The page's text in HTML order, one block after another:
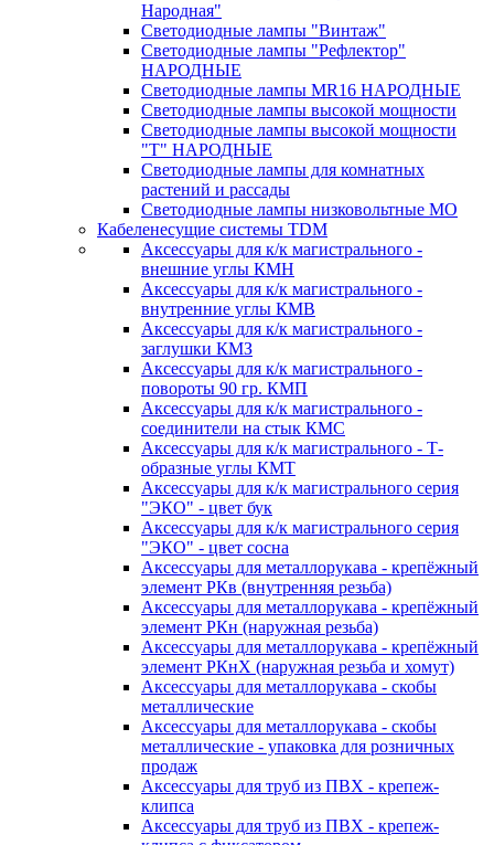
Народная"
Светодиодные лампы "Винтаж"
Светодиодные лампы "Рефлектор"
НАРОДНЫЕ
Светодиодные лампы MR16 НАРОДНЫЕ
Светодиодные лампы высокой мощности
Светодиодные лампы высокой мощности
"Т" НАРОДНЫЕ
Светодиодные лампы для комнатных
растений и рассады
Светодиодные лампы низковольтные МО
Кабеленесущие системы TDM
Аксессуары для к/к магистрального -
внешние углы КМН
Аксессуары для к/к магистрального -
внутренние углы КМВ
Аксессуары для к/к магистрального -
заглушки КМЗ
Аксессуары для к/к магистрального -
повороты 90 гр. КМП
Аксессуары для к/к магистрального -
соединители на стык КМС
Аксессуары для к/к магистрального - Т-
образные углы КМТ
Аксессуары для к/к магистрального серия
"ЭКО" - цвет бук
Аксессуары для к/к магистрального серия
"ЭКО" - цвет сосна
Аксессуары для металлорукава - крепёжный
элемент РКв (внутренняя резьба)
Аксессуары для металлорукава - крепёжный
элемент РКн (наружная резьба)
Аксессуары для металлорукава - крепёжный
элемент РКнХ (наружная резьба и хомут)
Аксессуары для металлорукава - скобы
металлические
Аксессуары для металлорукава - скобы
металлические - упаковка для розничных
продаж
Аксессуары для труб из ПВХ - крепеж-
клипса
Аксессуары для труб из ПВХ - крепеж-